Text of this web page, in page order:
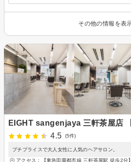
その他の情報を表
EIGHT sangenjaya 三軒茶屋店
4.5
(5件)
プチプライスで大人女性に人気のヘアサロン。
アクセス：【東急田園都市線 三軒茶屋駅 徒歩2分